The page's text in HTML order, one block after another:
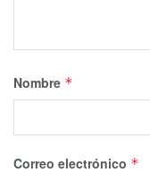
Nombre *
Correo electrónico *